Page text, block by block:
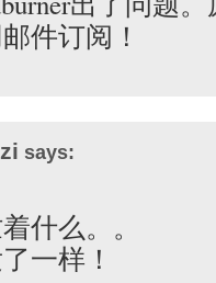
件订阅！
says:
什么。。
一样！